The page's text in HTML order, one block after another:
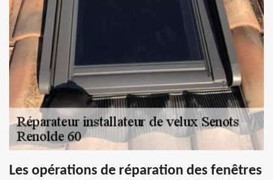
Les opérations de réparation des fenêtres